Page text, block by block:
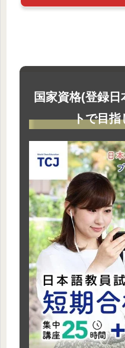
国家資格(登録
トで目指